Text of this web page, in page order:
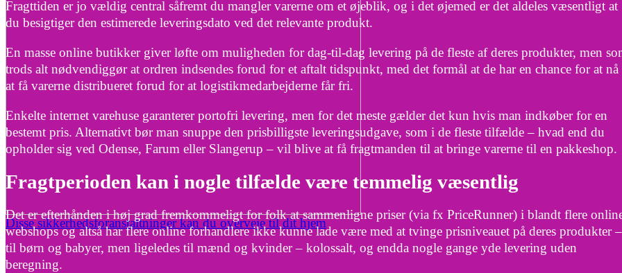
Disse sikkerhedsforanstaltninger kan du overveje til dit hjem
Fragttiden er jo vældig central såfremt du mangler varerne om et øjeblik, og i det øjemed er det aldeles væsentligt at
du besigtiger den estimerede leveringsdato ved det relevante produkt.
En masse online butikker giver løfte om muligheden for dag-til-dag levering på de fleste af deres produkter, men
trods alt nødvendiggør at ordren indsendes forud for et aftalt tidspunkt, med det formål at de har en chance for at nå
at få varerne distribueret forud for at logistikmedarbejderne får fri.
Enkelte internet varehuse garanterer portofri levering, men for det meste gælder det kun hvis man indkøber for en
bestemt pris. Alternativt bør man snuppe den prisbilligste leveringsudgave, som i de fleste tilfælde – hvad end du
opholder sig ved Odense, Farum eller Slangerup – vil blive at få fragtmanden til at bringe varerne til en pakkeshop.
Fragtperioden kan i nogle tilfælde være temmelig væsentlig
Det er efterhånden i høj grad fremkommeligt for folk at sammenligne priser (via fx PriceRunner) i blandt flere
webshops og altså har flere online forhandlere ikke kunne lade være med at tvinge prisniveauet på deres produkter –
til børn og babyer, men ligeledes til mænd og kvinder – kolossalt, og endda nogle gange yde levering uden
beregning.